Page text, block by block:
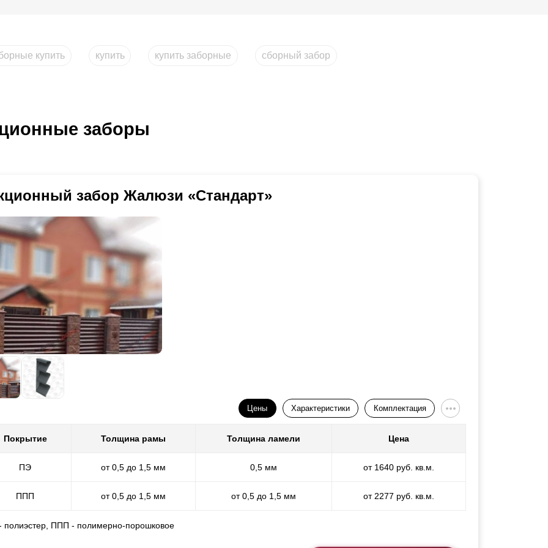
купить купить купить заборные сборный забор
заборы
забор Жалюзи «Стандарт»
Цены Характеристики Комплектация
Покрытие Толщина рамы Толщина ламели Цена
ПЭ от 0,5 до 1,5 мм 0,5 мм от 1640 руб. кв.м.
ППП от 0,5 до 1,5 мм от 0,5 до 1,5 мм от 2277 руб. кв.м.
полиэстер, ППП - полимерно-порошковое